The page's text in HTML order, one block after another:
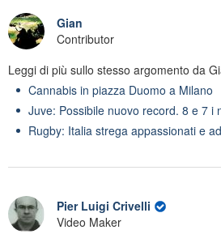
Gian
Contributor
Leggi di più sullo stesso argomento da
Cannabis in piazza Duomo a Milano
Juve: Possibile nuovo record. 8 e 7 i
Rugby: Italia strega appassionati e
Pier Luigi Crivelli
Video Maker